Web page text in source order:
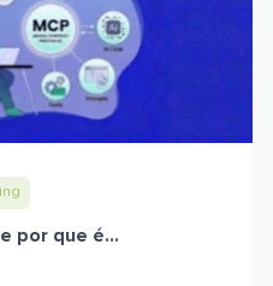
por que é...